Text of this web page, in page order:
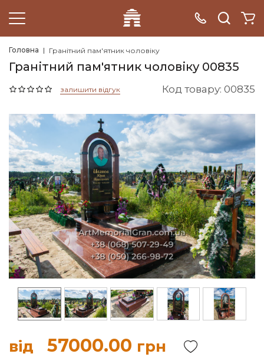
Головна Гранітний пам'ятник чоловіку
Гранітний пам'ятник чоловіку 00835
залишити відгук Код товару: 00835
від 57000.00 грн